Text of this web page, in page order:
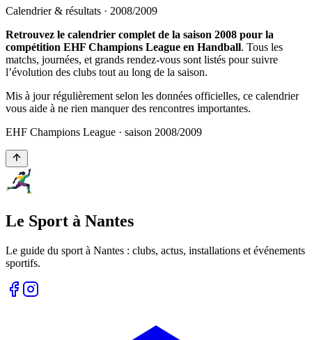
Calendrier & résultats · 2008/2009
Retrouvez le calendrier complet de la saison 2008 pour la
compétition EHF Champions League en Handball. Tous les
matchs, journées, et grands rendez-vous sont listés pour suivre
l’évolution des clubs tout au long de la saison.
Mis à jour régulièrement selon les données officielles, ce calendrier
vous aide à ne rien manquer des rencontres importantes.
EHF Champions League · saison 2008/2009
Le Sport à Nantes
Le guide du sport à Nantes : clubs, actus, installations et événements
sportifs.